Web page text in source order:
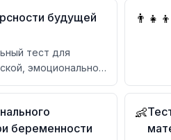
будущей
тест для
эмоциональной
готовности к
👨‍👧‍👦
беременности
👶